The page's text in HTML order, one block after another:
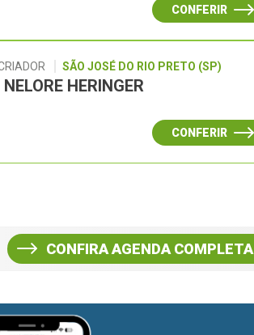
CONFERIR
SÃO JOSÉ DO RIO PRETO (SP)
HERINGER
CONFERIR
CONFIRA AGENDA COMPLETA